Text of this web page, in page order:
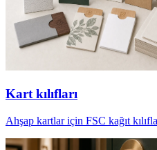
Kart kılıfları
Ahşap kartlar için FSC kağıt